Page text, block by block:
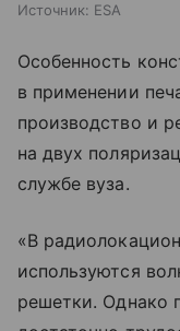
Источник: ESA
Особенность
в применении
производство и
на двух
службе вуза.
«В
используются
решетки. Однако